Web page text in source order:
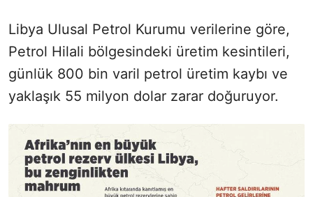
Libya Ulusal Petrol Kurumu verilerine göre,
Petrol Hilali bölgesindeki üretim kesintileri,
günlük 800 bin varil petrol üretim kaybı ve
yaklaşık 55 milyon dolar zarar doğuruyor.